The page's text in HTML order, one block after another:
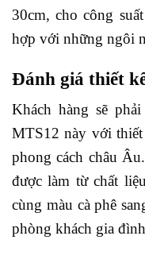
30cm, cho công
hợp với những ngôi
Đánh giá thiết
Khách hàng sẽ
MTS12 này với
phong cách châu
được làm từ chất
cùng màu cà phê
phòng khách gia